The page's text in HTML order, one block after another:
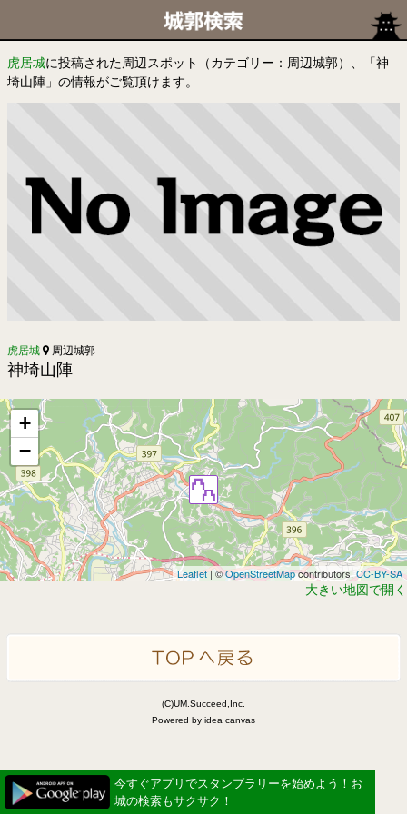
虎居城に投稿された周辺スポット（カテゴリー：周辺城郭）、「神
埼山陣」の情報がご覧頂けます。
虎居城 周辺城郭
神埼山陣
+
−
Leaflet| ©OpenStreetMapcontributors, CC-BY-SA
大きい地図で開く
(C)UM.Succeed,Inc.
Powered by idea canvas
今すぐアプリでスタンプラリーを始めよう！お
城の検索もサクサク！